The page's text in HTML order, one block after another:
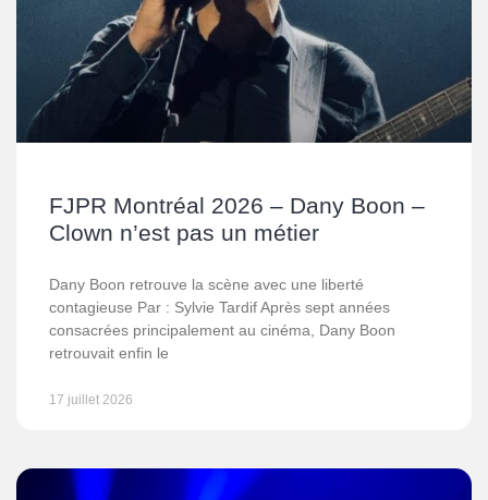
FJPR Montréal 2026 – Dany Boon –
Clown n’est pas un métier
Dany Boon retrouve la scène avec une liberté
contagieuse Par : Sylvie Tardif Après sept années
consacrées principalement au cinéma, Dany Boon
retrouvait enfin le
17 juillet 2026